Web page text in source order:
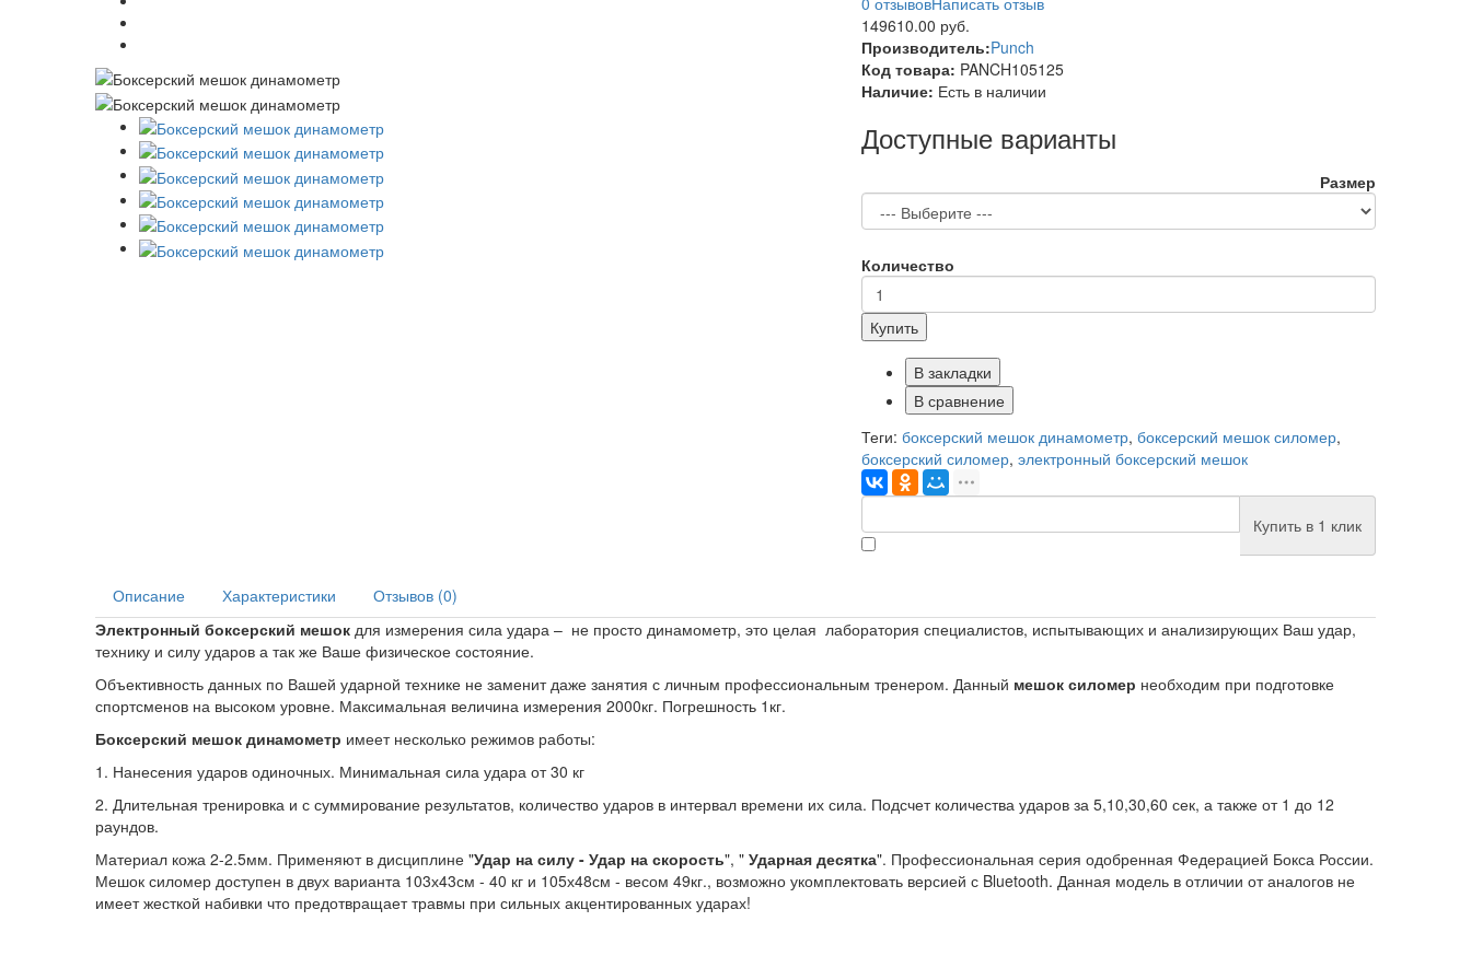
149610.00 руб.
Производитель:Punch
Код товара: PANCH105125
Наличие: Есть в наличии
Доступные варианты
Размер
Количество
Купить
В закладки
В сравнение
Теги: боксерский мешок динамометр, боксерский мешок силомер,
боксерский силомер, электронный боксерский мешок
Купить в 1 клик
Описание Характеристики
Отзывов (0)
Электронный боксерский мешок для измерения сила удара – не просто динамометр, это целая лаборатория специалистов, испытывающих и анализирующих Ваш удар,
технику и силу ударов а так же Ваше физическое состояние.
Объективность данных по Вашей ударной технике не заменит даже занятия с личным профессиональным тренером. Данный мешок силомер необходим при подготовке
спортсменов на высоком уровне. Максимальная величина измерения 2000кг. Погрешность 1кг.
Боксерский мешок динамометр имеет несколько режимов работы:
1. Нанесения ударов одиночных. Минимальная сила удара от 30 кг
2. Длительная тренировка и с суммирование результатов, количество ударов в интервал времени их сила. Подсчет количества ударов за 5,10,30,60 сек, а также от 1 до 12
раундов.
Материал кожа 2-2.5мм. Применяют в дисциплине "Удар на силу - Удар на скорость", " Ударная десятка". Профессиональная серия одобренная Федерацией Бокса России.
Мешок силомер доступен в двух варианта 103х43см - 40 кг и 105х48см - весом 49кг., возможно укомплектовать версией с Bluetooth. Данная модель в отличии от аналогов не
имеет жесткой набивки что предотвращает травмы при сильных акцентированных ударах!